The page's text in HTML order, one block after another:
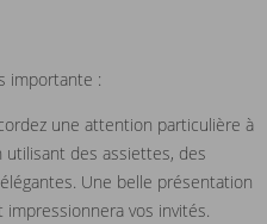
importante :
une attention particulière à
des assiettes, des
Une belle présentation
vos invités.